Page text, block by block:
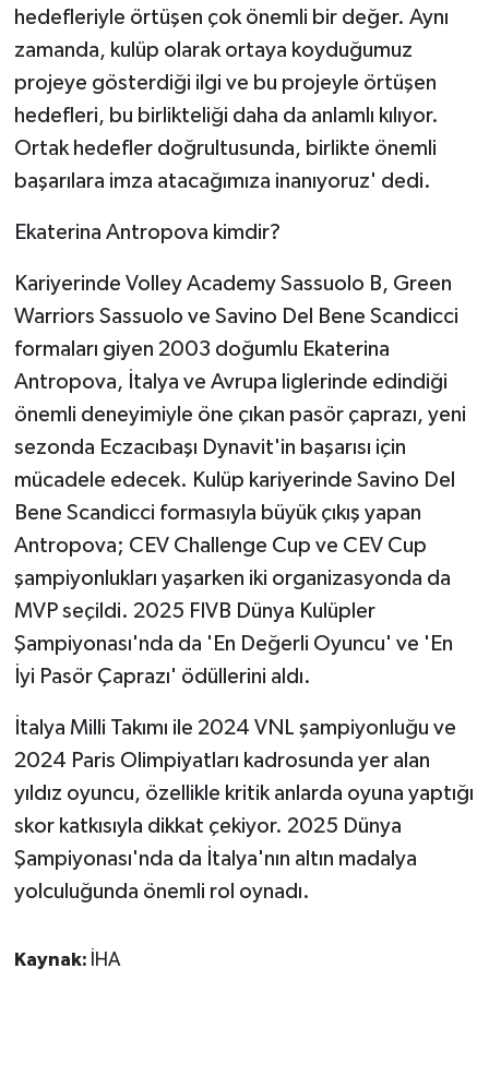
hedefleriyle örtüşen çok önemli bir değer. Aynı
zamanda, kulüp olarak ortaya koyduğumuz
projeye gösterdiği ilgi ve bu projeyle örtüşen
hedefleri, bu birlikteliği daha da anlamlı kılıyor.
Ortak hedefler doğrultusunda, birlikte önemli
başarılara imza atacağımıza inanıyoruz' dedi.
Ekaterina Antropova kimdir?
Kariyerinde Volley Academy Sassuolo B, Green
Warriors Sassuolo ve Savino Del Bene Scandicci
formaları giyen 2003 doğumlu Ekaterina
Antropova, İtalya ve Avrupa liglerinde edindiği
önemli deneyimiyle öne çıkan pasör çaprazı, yeni
sezonda Eczacıbaşı Dynavit'in başarısı için
mücadele edecek. Kulüp kariyerinde Savino Del
Bene Scandicci formasıyla büyük çıkış yapan
Antropova; CEV Challenge Cup ve CEV Cup
şampiyonlukları yaşarken iki organizasyonda da
MVP seçildi. 2025 FIVB Dünya Kulüpler
Şampiyonası'nda da 'En Değerli Oyuncu' ve 'En
İyi Pasör Çaprazı' ödüllerini aldı.
İtalya Milli Takımı ile 2024 VNL şampiyonluğu ve
2024 Paris Olimpiyatları kadrosunda yer alan
yıldız oyuncu, özellikle kritik anlarda oyuna yaptığı
skor katkısıyla dikkat çekiyor. 2025 Dünya
Şampiyonası'nda da İtalya'nın altın madalya
yolculuğunda önemli rol oynadı.
Kaynak: İHA
Kadın
KÜLTÜR SANAT
MAGAZİN
Otomobil
SİYASET
SPOR HABERLERİ
TEKNOLOJİ
Turizm
ÜLKE GÜNDEMİ
YAŞAM
YEREL
Yerel Haberler